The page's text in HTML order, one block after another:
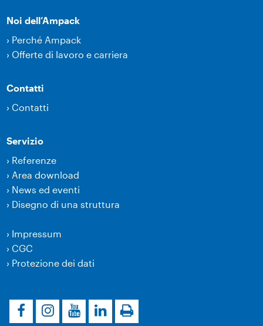
Noi dell’Ampack
› Perché Ampack
› Offerte di lavoro e carriera
Contatti
›Contatti
Servizio
› Referenze
› Area download
› News ed eventi
› Disegno di una struttura
› Impressum
›CGC
› Protezione dei dati